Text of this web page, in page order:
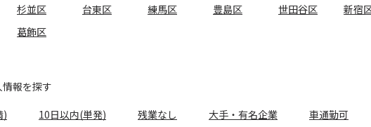
杉並区 台東区 練馬区 豊島区 世田谷区 新宿
葛飾区
報を探す
)
10日以内(単発) 残業なし 大手・有名企業 車通勤可